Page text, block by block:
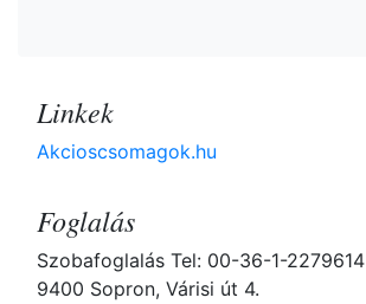
Linkek
Akcioscsomagok.hu
Foglalás
Szobafoglalás Tel: 00-36-1-2279614
9400 Sopron, Várisi út 4.